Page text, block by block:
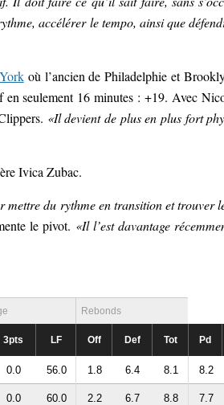
accélérer le tempo, ainsi que
où l’ancien de Philadelphie et
en seulement 16 minutes : +19. Avec
«Il devient de plus en plus fort
Ivica Zubac.
du rythme en transition et trouver
le pivot. «Il l’est davantage
Rebonds
3pts LF Off Def Tot Pd
0.0 56.0 1.8 6.4 8.1 8.2
0.0 60.0 2.2 6.7 8.8 7.7